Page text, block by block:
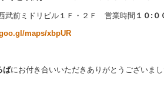
武前 ミドリビル１Ｆ・２Ｆ 営業時間 １０:０
maps/xbpUR
ばにお付き合いいただきありがとうございま